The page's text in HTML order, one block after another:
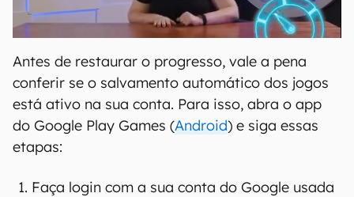
Antes de restaurar o progresso, vale a pena
conferir se o salvamento automático dos jogos
está ativo na sua conta. Para isso, abra o app
do Google Play Games (Android) e siga essas
etapas:
Faça login com a sua conta do Google usada